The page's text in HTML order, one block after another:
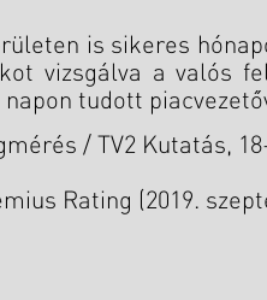
is sikeres
vizsgálva a valós
tudott
/ TV2 Kutatás,
Rating (2019.